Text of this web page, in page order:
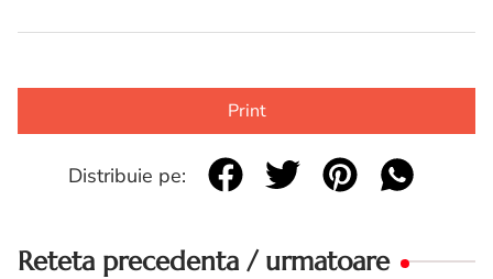
Print
Distribuie pe:
Reteta precedenta / urmatoare